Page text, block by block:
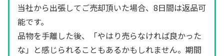
当社から出張してご売却頂いた場合、8日間は返品可
能です。
品物を手離した後、「やはり売らなければ良かった
な」と感じられることもあるかもしれません。期間